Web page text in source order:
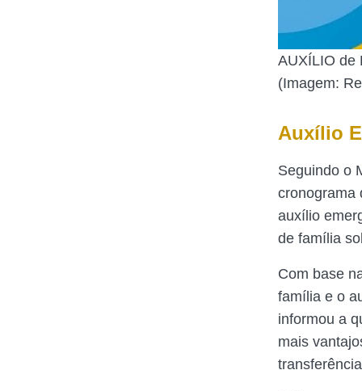
AUXÍLIO de
(Imagem:
Auxílio
Seguindo o
cronograma
auxílio
de família
Com base
família e o
informou a
mais